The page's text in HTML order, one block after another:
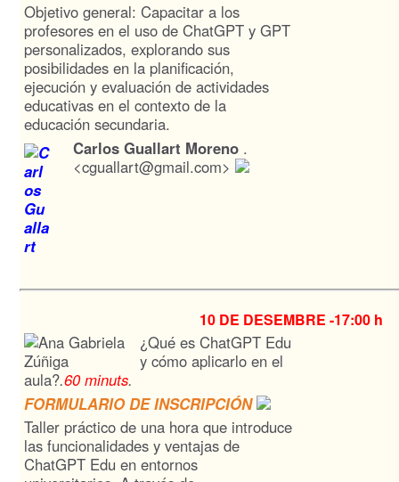
Objetivo general: Capacitar a los
profesores en el uso de ChatGPT y GPT
personalizados, explorando sus
posibilidades en la planificación,
ejecución y evaluación de actividades
educativas en el contexto de la
educación secundaria.
Carlos Guallart Moreno.
<cguallart@gmail.com>
10 DE DESEMBRE -17:00 h
¿Qué es ChatGPT Edu
y cómo aplicarlo en el
aula?.60 minuts.
FORMULARIO DE INSCRIPCIÓN
Taller práctico de una hora que introduce
las funcionalidades y ventajas de
ChatGPT Edu en entornos